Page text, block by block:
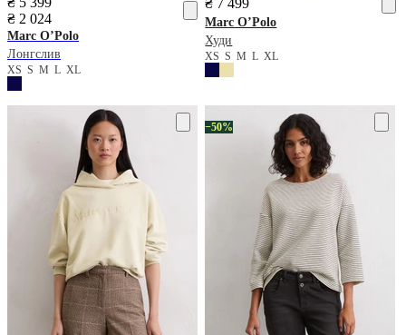
₴ 2 024
Marc O’Polo
Лонгслив
XS S M L XL
₴ 7 499
Marc O’Polo
Худи
XSSMLXL
−50%